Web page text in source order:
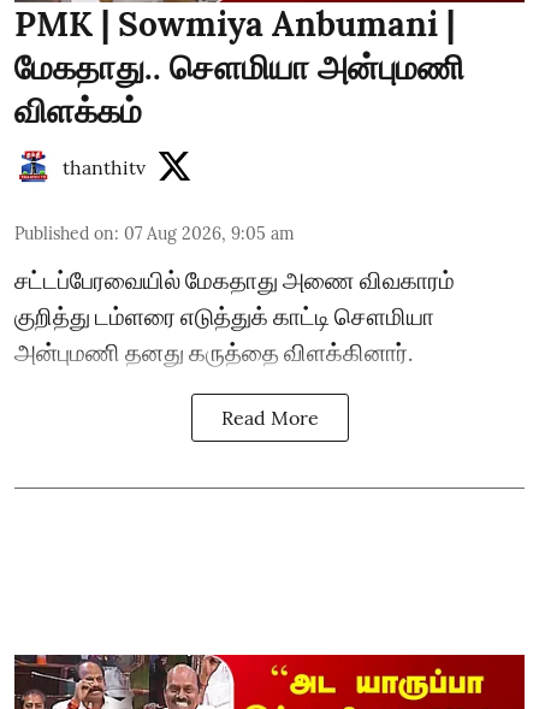
PMK | Sowmiya Anbumani |
மேகதாது.. சௌமியா அன்புமணி
விளக்கம்
thanthitv
Published on: 07 Aug 2026, 9:05 am
சட்டப்பேரவையில் மேகதாது அணை விவகாரம்
குறித்து டம்ளரை எடுத்துக் காட்டி சௌமியா
அன்புமணி தனது கருத்தை விளக்கினார்.
Read More